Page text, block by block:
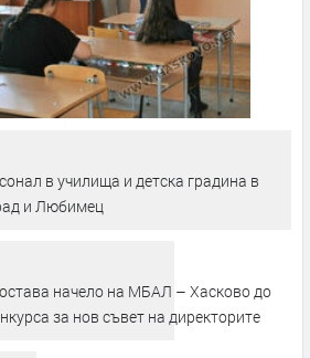
в училища и детска градина в
и Любимец
начело на МБАЛ – Хасково до
за нов съвет на директорите